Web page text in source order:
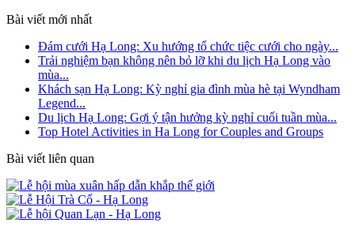
Bài viết mới nhất
Đám cưới Hạ Long: Xu hướng tổ chức tiệc cưới cho ngày...
Trải nghiệm bạn không nên bỏ lỡ khi du lịch Hạ Long vào
mùa...
Khách sạn Hạ Long: Kỳ nghỉ gia đình mùa hè tại Wyndham
Legend...
Du lịch Hạ Long: Gợi ý tận hưởng kỳ nghỉ cuối tuần mùa...
Top Hotel Activities in Ha Long for Couples and Groups
Bài viết liên quan